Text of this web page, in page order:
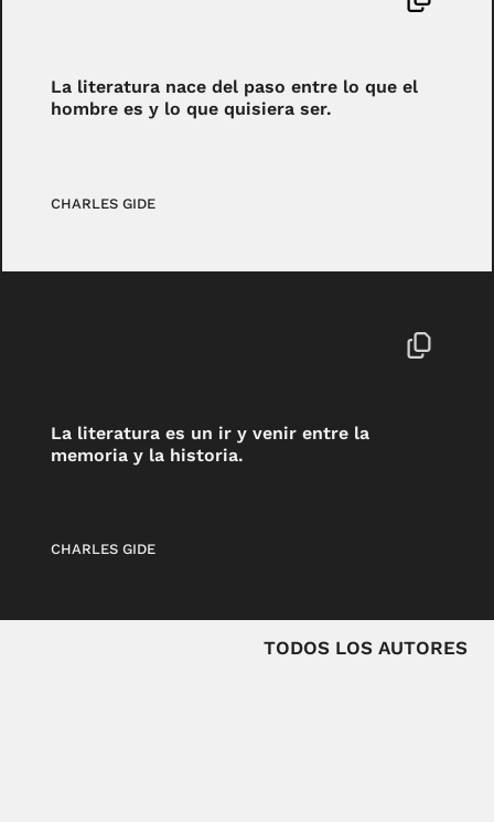
La literatura nace del paso entre lo que el
hombre es y lo que quisiera ser.
CHARLES GIDE
La literatura es un ir y venir entre la
memoria y la historia.
CHARLES GIDE
TODOS LOS AUTORES